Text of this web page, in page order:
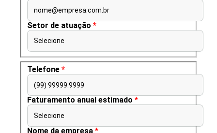
nome@empresa.com.br
Setor de atuação *
Selecione
Telefone *
(99) 99999.9999
Faturamento anual estimado *
Selecione
Nome da empresa *